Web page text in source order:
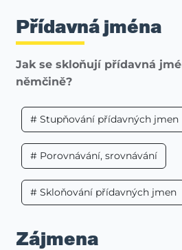
Přídavná jména
Jak se skloňují přídavná
němčině?
# Stupňování přídavných jmen
# Porovnávání, srovnávání
# Skloňování přídavných jmen
Zájmena